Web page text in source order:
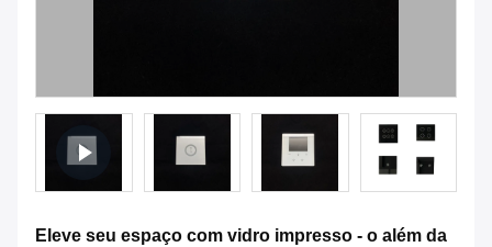
Eleve seu espaço com vidro impresso - o além da